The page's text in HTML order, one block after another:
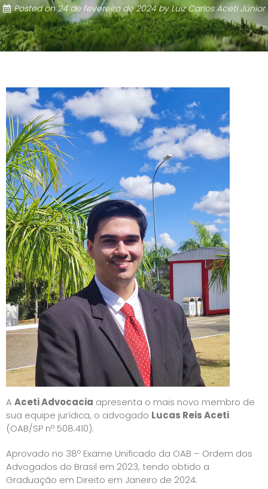
Posted on24 de fevereiro de 2024byLuiz Carlos Aceti Júnior
A Aceti Advocacia apresenta o mais novo membro de
sua equipe jurídica, o advogado Lucas Reis Aceti
(OAB/SP nº 508.410).
Aprovado no 38º Exame Unificado da OAB – Ordem dos
Advogados do Brasil em 2023, tendo obtido a
Graduação em Direito em Janeiro de 2024.